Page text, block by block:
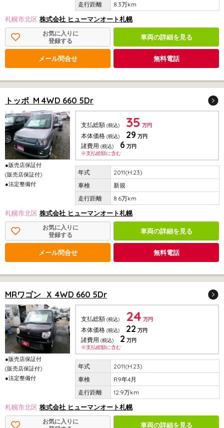
8.3万km
札幌市北区 株式会社 ヒューマンオート札幌
お気に入りに
登録する
車両の詳細を見る
メール問合せ 無料電話
トッポ M 4WD 660 5Dr
●販売店保証付
(販売店保証付)
●法定整備付
支払総額 (税込) 35 万円
本体価格 (税込) 29 万円
諸費用 (税込) 6 万円
※支払総額に含む
2011(H.23)
新規
8.6万km
札幌市北区 株式会社 ヒューマンオート札幌
お気に入りに
登録する
車両の詳細を見る
メール問合せ 無料電話
MRワゴン Ｘ 4WD 660 5Dr
●販売店保証付
(販売店保証付)
●法定整備付
支払総額 (税込) 24 万円
本体価格 (税込) 22 万円
諸費用 (税込) 2 万円
※支払総額に含む
2011(H.23)
R9年4月
12.9万km
札幌市北区 株式会社 ヒューマンオート札幌
お気に入りに
車両の詳細を見る